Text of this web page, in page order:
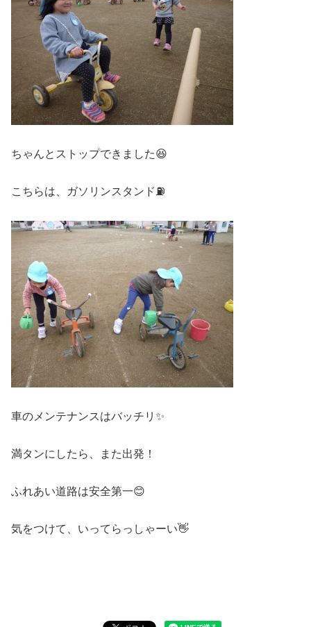
ちゃんとストップできました😆
こちらは、ガソリンスタンド⛽
車のメンテナンスはバッチリ✨
満タンにしたら、また出発！
ふれあい道路は安全第一😊
気をつけて、いってらっしゃーい👋